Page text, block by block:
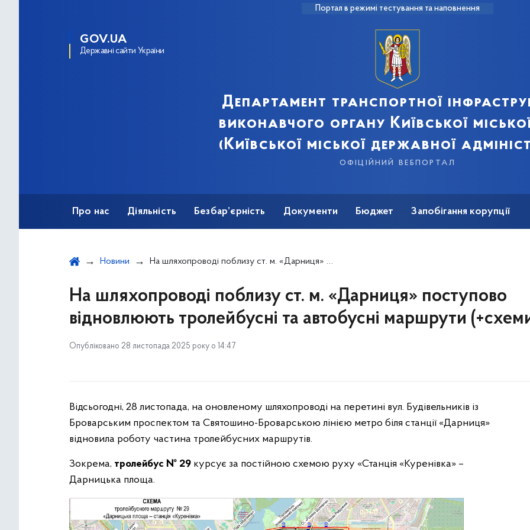
Портал в режимі тестування та наповнення
GOV.UA
Державні сайти України
Департамент транспортної
виконавчого органу Київської
(Київської міської державної
офіційний вебпортал
Про нас Діяльність Безбар’єрність Документи Бюджет Запобігання корупції
Новини На шляхопроводі поблизу ст. м. «Дарниця» поступово відновлюють тролейбусні та автобусні маршрути (+схеми)
На шляхопроводі поблизу ст. м. «Дарниця» поступово
відновлюють тролейбусні та автобусні маршрути
Опубліковано 28 листопада 2025 року о 14:47
Відсьогодні, 28 листопада, на оновленому шляхопроводі на перетині вул. Будівельників із
Броварським проспектом та Святошино-Броварською лінією метро біля станції «Дарниця»
відновила роботу частина тролейбусних маршрутів.
Зокрема, тролейбус № 29 курсує за постійною схемою руху «Станція «Куренівка» –
Дарницька площа.